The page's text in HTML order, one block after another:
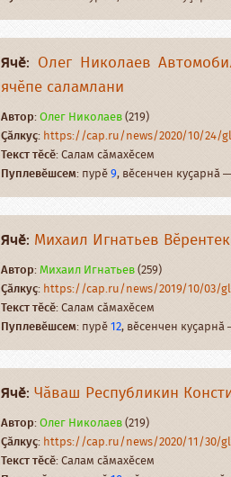
Ячӗ: Олег Николаев
ячӗпе саламлани
Автор:Олег Николаев(219)
Ҫӑлкуҫ:https://cap.ru/news/2020/10/24/
Текст тӗсӗ: Салам сӑмахӗсем
Пуплевӗшсем: пурӗ9, вӗсенчен куҫарнӑ
Ячӗ: Михаил Игнатьев
Автор:Михаил Игнатьев(259)
Ҫӑлкуҫ:https://cap.ru/news/2019/10/03/
Текст тӗсӗ: Салам сӑмахӗсем
Пуплевӗшсем: пурӗ12, вӗсенчен
Ячӗ: Чӑваш Республикин
Автор:Олег Николаев(219)
Ҫӑлкуҫ:https://cap.ru/news/2020/11/30/
Текст тӗсӗ: Салам сӑмахӗсем